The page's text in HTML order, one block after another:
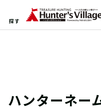
探す
ハンターネー